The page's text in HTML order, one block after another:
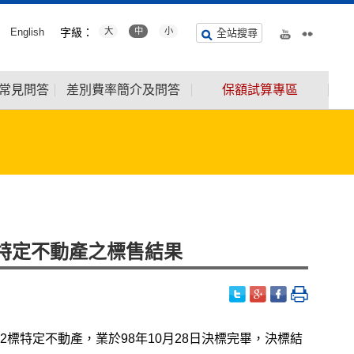
English 字級： 大 中 小 全站搜尋
見問答 差別費率簡介及問答 保額試算專區
定不動產之標售結果
特定不動產，業於98年10月28日決標完畢，決標結